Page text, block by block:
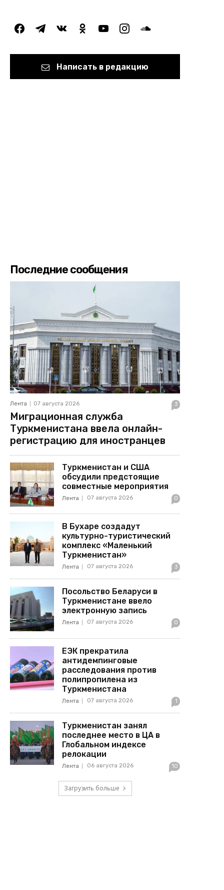
facebooktelegramvkontakteodnoklassniki
youtubeinstagramsoundcloud
Написать в редакцию
Последние сообщения
Лента 07 августа 2026 3
Миграционная служба
Туркменистана ввела онлайн-
регистрацию для иностранцев
Туркменистан и США
обсудили предстоящие
совместные мероприятия
Лента 07 августа 2026 0
В Бухаре создадут
культурно-туристический
комплекс «Маленький
Туркменистан»
Лента 07 августа 2026 3
Посольство Беларуси в
Туркменистане ввело
электронную запись
Лента 07 августа 2026 0
ЕЭК прекратила
антидемпинговые
расследования против
полипропилена из
Туркменистана
Лента 07 августа 2026 1
Туркменистан занял
последнее место в ЦА в
Глобальном индексе
релокации
Лента 06 августа 2026 10
Загрузить больше